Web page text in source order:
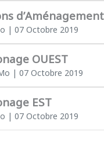
| 07 Octobre 2019
OUEST
| 07 Octobre 2019
EST
| 07 Octobre 2019